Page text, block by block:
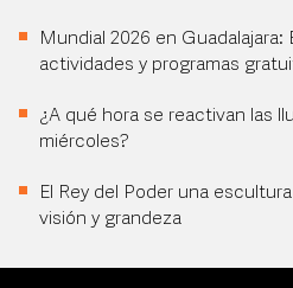
Mundial 2026 en Guadalajara:
actividades y programas
¿A qué hora se reactivan las
miércoles?
El Rey del Poder una
visión y grandeza